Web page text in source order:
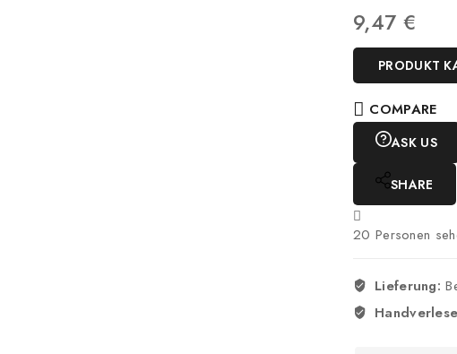
9,47 €
PRODUKT
COMPARE
ASK US
SHARE
20 Personen
Lieferung: